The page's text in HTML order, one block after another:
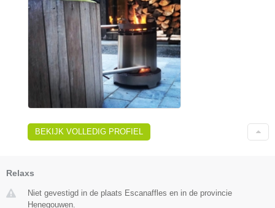
BEKIJK VOLLEDIG PROFIEL
Relaxs
Niet gevestigd in de plaats Escanaffles en in de provincie
Henegouwen.